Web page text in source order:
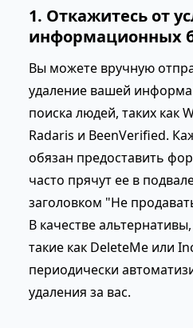
1. Откажитесь от
информационных
Вы можете вручную
удаление вашей
поиска людей, таких как
Radaris и BeenVerified.
обязан предоставить
часто прячут ее в
заголовком "Не
В качестве
такие как DeleteMe или
периодически
удаления за вас.